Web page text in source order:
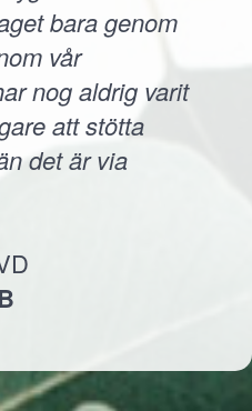
bara genom
vår
nog aldrig varit
att stötta
det är via